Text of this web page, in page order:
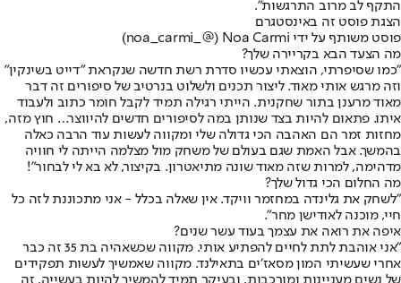
התקף לב מרוב התרגשות".
הצגת פוסט זה באינסטגרם
פוסט משותף על ידי ‏‎Noa Carmi‎‏ (@‏‎noa_carmi_‎‏)
מה הצעד הבא בקריירה שלך?
"כמו שסיפרתי, הוצאתי עכשיו סדרת רשת חדשה שנקראת ״דייט בשינקין״
וזה מרגש אותי מאוד. ליצור תכנים ולשלוט בנרטיב של סיפורים זה דבר
מאוד מרענן בתור שחקנית. הייתי רגילה תמיד לקבל חומר כתוב ולעבוד
איתו. פתאום להיות בצד שנותן במה לסיפורים חדשים להיווצר… חוץ מזה,
מחזות זמר הם האהבה הכי גדולה שלי ומקווה לעשות עוד הרבה כאלה
בהמשך. אבל האמת שגם בעולם של משחק מול מצלמה הייתה לי חוויה
מדהימה, למרות שזה מאוד שונה מתיאטרון. בקיצור, לא בא לי לבחור"!
מה החלום הכי גדול שלך?
״לשחק את גלינדה במחזמר וויקד. אין שאלה בכלל - אני מתכוננת לזה כל
חיי, מוכנה לאודישן מחר״.
איפה את רואה את עצמך בעוד עשר שנים?
"אני אוהבת לתת לחיים להפתיע אותי. מקווה שכשאהיה בת 35 זה כבר
אחרי שעשיתי המון מסאז׳ים בתאילנד. מקווה שאמשיך לעשות תפקידים